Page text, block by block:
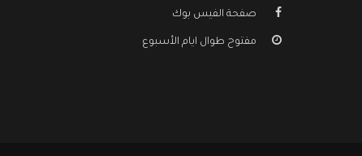
صفحة الفيس بوك
مفتوح طوال ايام الأسبوع